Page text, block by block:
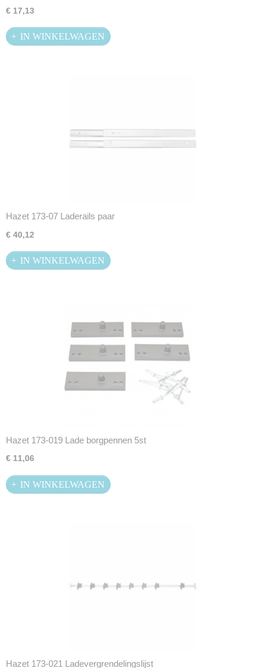
€ 17,13
IN WINKELWAGEN
Hazet 173-07 Laderails paar
€ 40,12
IN WINKELWAGEN
Hazet 173-019 Lade borgpennen 5st
€ 11,06
IN WINKELWAGEN
Hazet 173-021 Ladevergrendelingslijst